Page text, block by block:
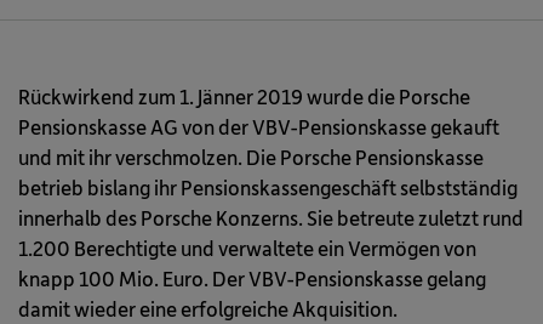
Rückwirkend zum 1. Jänner 2019 wurde die Porsche
Pensionskasse AG von der VBV-Pensionskasse gekauft
und mit ihr verschmolzen. Die Porsche Pensionskasse
betrieb bislang ihr Pensionskassengeschäft selbstständig
innerhalb des Porsche Konzerns. Sie betreute zuletzt rund
1.200 Berechtigte und verwaltete ein Vermögen von
knapp 100 Mio. Euro. Der VBV-Pensionskasse gelang
damit wieder eine erfolgreiche Akquisition.